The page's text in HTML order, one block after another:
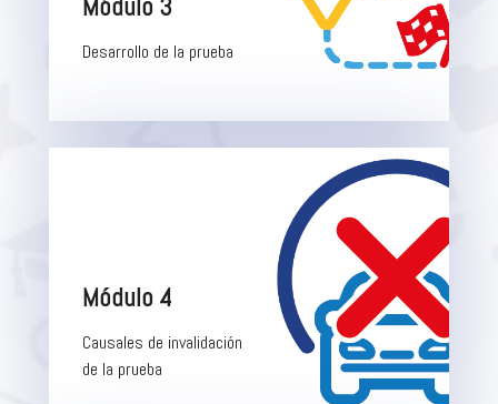
Módulo 3
Desarrollo de la prueba
Módulo 4
Causales de invalidación
de la prueba